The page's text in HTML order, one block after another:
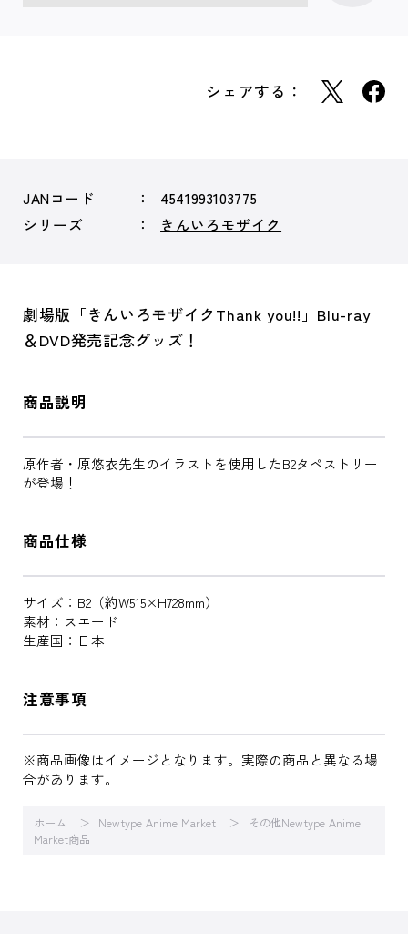
シェアする：
JANコード
4541993103775
シリーズ
きんいろモザイク
劇場版「きんいろモザイクThank you!!」Blu-ray
＆DVD発売記念グッズ！
商品説明
原作者・原悠衣先生のイラストを使用したB2タペストリー
が登場！
商品仕様
サイズ：B2（約W515×H728mm）
素材：スエード
生産国：日本
注意事項
※商品画像はイメージとなります。実際の商品と異なる場
合があります。
ホーム Newtype Anime Market
その他Newtype Anime
Market商品